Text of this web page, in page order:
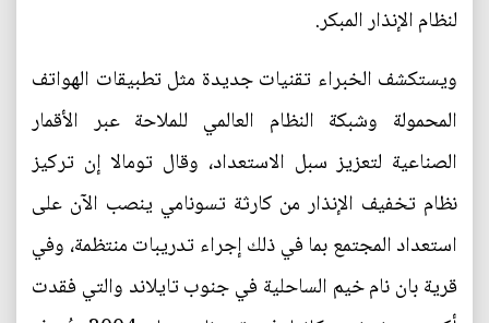
لنظام الإنذار المبكر.
ويستكشف الخبراء تقنيات جديدة مثل تطبيقات الهواتف
المحمولة وشبكة النظام العالمي للملاحة عبر الأقمار
الصناعية لتعزيز سبل الاستعداد، وقال تومالا إن تركيز
نظام تخفيف الإنذار من كارثة تسونامي ينصب الآن على
استعداد المجتمع بما في ذلك إجراء تدريبات منتظمة، وفي
قرية بان نام خيم الساحلية في جنوب تايلاند والتي فقدت